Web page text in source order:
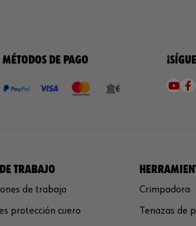
MÉTODOS DE PAGO
TRABAJO
de trabajo
protección cuero
Crimpadora
Tenazas de